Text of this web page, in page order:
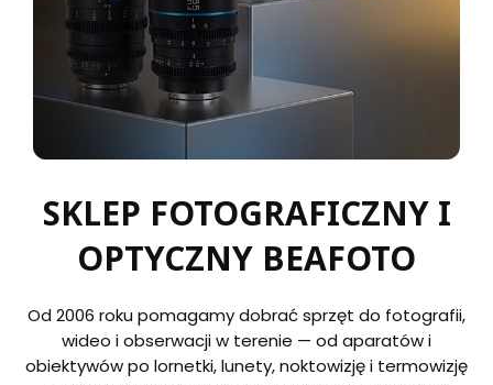
SKLEP FOTOGRAFICZNY I
OPTYCZNY BEAFOTO
Od 2006 roku pomagamy dobrać sprzęt do fotografii,
wideo i obserwacji w terenie — od aparatów i
obiektywów po lornetki, lunety, noktowizję i termowizję